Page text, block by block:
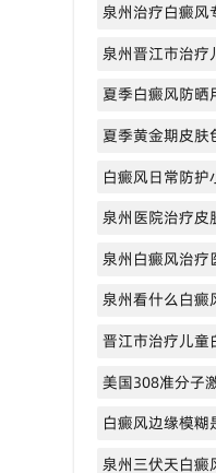
泉州治疗白癜风
泉州晋江市治疗
夏季白癜风防晒
夏季黄金期皮肤
白癜风日常防护
泉州医院治疗皮
泉州白癜风治疗
泉州看什么白癜
晋江市治疗儿童
美国308准分子
白癜风边缘模糊
泉州三伏天白癜